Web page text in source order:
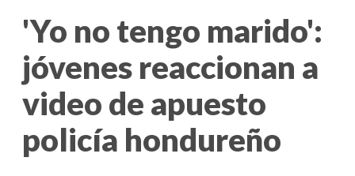
'Yo no tengo marido':
jóvenes reaccionan a
video de apuesto
policía hondureño